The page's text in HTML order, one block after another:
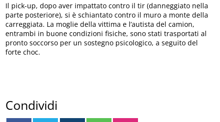
Il pick-up, dopo aver impattato contro il tir (danneggiato nella
parte posteriore), si è schiantato contro il muro a monte della
carreggiata. La moglie della vittima e l’autista del camion,
entrambi in buone condizioni fisiche, sono stati trasportati al
pronto soccorso per un sostegno psicologico, a seguito del
forte choc.
Condividi